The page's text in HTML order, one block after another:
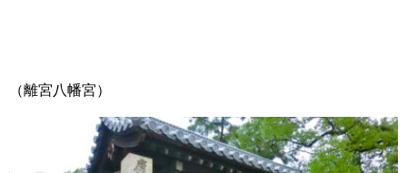
（離宮八幡宮）